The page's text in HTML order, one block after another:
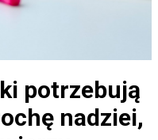
potrzebują
nadziei,